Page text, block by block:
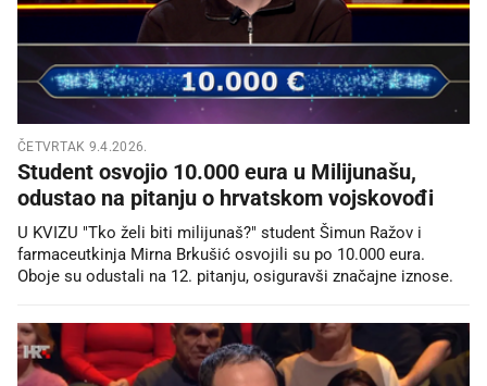
ČETVRTAK 9.4.2026.
Student osvojio 10.000 eura u Milijunašu,
odustao na pitanju o hrvatskom vojskovođi
U KVIZU "Tko želi biti milijunaš?" student Šimun Ražov i
farmaceutkinja Mirna Brkušić osvojili su po 10.000 eura.
Oboje su odustali na 12. pitanju, osiguravši značajne iznose.